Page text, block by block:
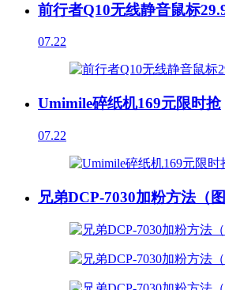
前行者Q10无线静音鼠标
07.22
Umimile碎纸机169元限时抢
07.22
兄弟DCP-7030加粉方法（图